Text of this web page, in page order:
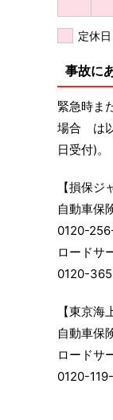
定休
事故に
緊急時ま
場合 は
日受付)。
【損保ジ
自動車保
0120-
ロードサ
0120-
【東京海
自動車保
ロードサ
0120-